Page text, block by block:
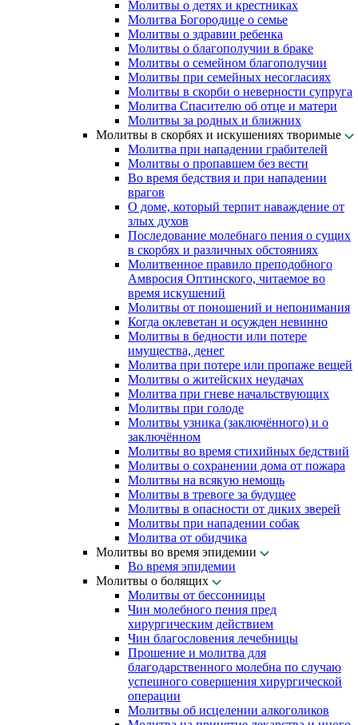
Молитвы о детях и крестниках
Молитва Богородице о семье
Молитвы о здравии ребенка
Молитвы о благополучии в браке
Молитвы о семейном благополучии
Молитвы при семейных несогласиях
Молитвы в скорби о неверности супруга
Молитва Спасителю об отце и матери
Молитвы за родных и ближних
Молитвы в скорбях и искушениях творимые
Молитва при нападении грабителей
Молитвы о пропавшем без вести
Во время бедствия и при нападении
врагов
О доме, который терпит наваждение от
злых духов
Последование молебнаго пения о сущих
в скорбях и различных обстояниях
Молитвенное правило преподобного
Амвросия Оптинского, читаемое во
время искушений
Молитвы от поношений и непонимания
Когда оклеветан и осужден невинно
Молитвы в бедности или потере
имущества, денег
Молитва при потере или пропаже вещей
Молитвы о житейских неудачах
Молитва при гневе начальствующих
Молитвы при голоде
Молитвы узника (заключённого) и о
заключённом
Молитвы во время стихийных бедствий
Молитвы о сохранении дома от пожара
Молитвы на всякую немощь
Молитвы в тревоге за будущее
Молитвы в опасности от диких зверей
Молитвы при нападении собак
Молитва от обидчика
Молитвы во время эпидемии
Во время эпидемии
Молитвы о болящих
Молитвы от бессонницы
Чин молебного пения пред
хирургическим действием
Чин благословения лечебницы
Прошение и молитва для
благодарственного молебна по случаю
успешного совершения хирургической
операции
Молитвы об исцелении алкоголиков